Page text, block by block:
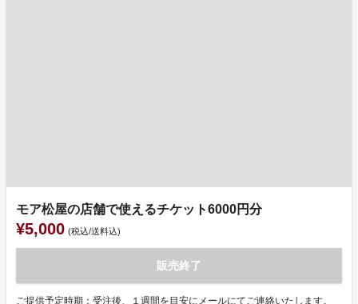
モア松屋の店舗で使えるチケット6000円分
¥5,000 (税込/送料込)
販売終了
ご提供予定時期：受注後、１週間を目安にメールにてご連絡いたします。